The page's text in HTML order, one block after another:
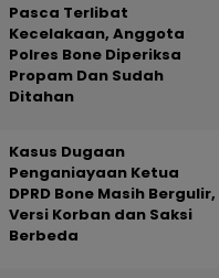
Pasca Terlibat
Kecelakaan, Anggota
Polres Bone Diperiksa
Propam Dan Sudah
Ditahan
Kasus Dugaan
Penganiayaan Ketua
DPRD Bone Masih Bergulir,
Versi Korban dan Saksi
Berbeda